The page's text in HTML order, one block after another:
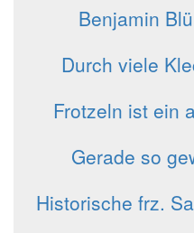
Benjamin
Durch viele
Frotzeln ist ein
Gerade so
Historische frz.